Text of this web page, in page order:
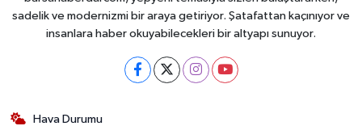
sadelik ve modernizmi bir araya getiriyor. Şatafattan kaçınıyor ve
insanlara haber okuyabilecekleri bir altyapı sunuyor.
Hava Durumu